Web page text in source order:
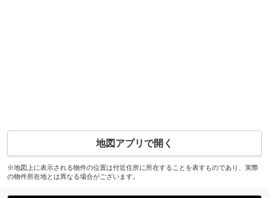
地図アプリで開く
※地図上に表示される物件の位置は付近住所に所在することを表すものであり、実際
の物件所在地とは異なる場合がございます。